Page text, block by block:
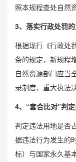
照本规程查处自然
3、落实行政处罚
根据现行《行政处
条的规定，新规程
自然资源部门应当
录制度、重大执法
4、“套合比对”判
判定违法用地是否
据违法行为发生的
标）与国家永久基